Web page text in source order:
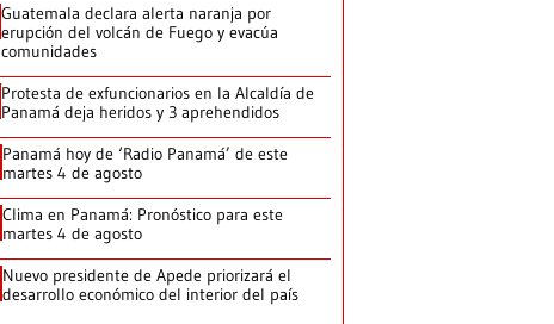
Guatemala declara alerta naranja por
erupción del volcán de Fuego y evacúa
comunidades
Protesta de exfuncionarios en la Alcaldía de
Panamá deja heridos y 3 aprehendidos
Panamá hoy de ‘Radio Panamá’ de este
martes 4 de agosto
Clima en Panamá: Pronóstico para este
martes 4 de agosto
Nuevo presidente de Apede priorizará el
desarrollo económico del interior del país